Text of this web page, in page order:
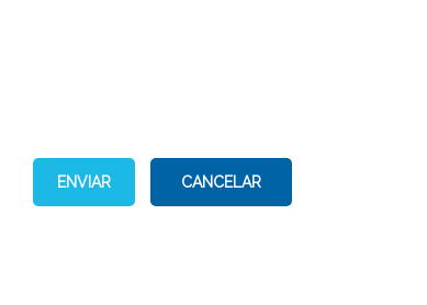
ENVIAR CANCELAR